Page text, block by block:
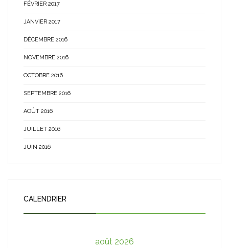
FÉVRIER 2017
JANVIER 2017
DÉCEMBRE 2016
NOVEMBRE 2016
OCTOBRE 2016
SEPTEMBRE 2016
AOÛT 2016
JUILLET 2016
JUIN 2016
CALENDRIER
août 2026